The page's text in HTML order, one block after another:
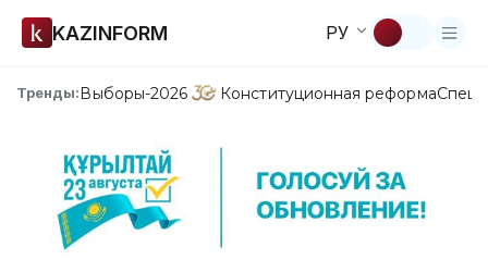
KAZINFORM РУ
Тренды:Выборы-2026 Конституционная реформа